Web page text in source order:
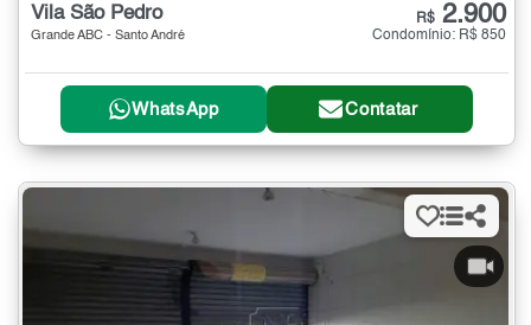
Vila São Pedro
Grande ABC - Santo André
R$ 2.900
Condomínio: R$ 850
WhatsApp Contatar